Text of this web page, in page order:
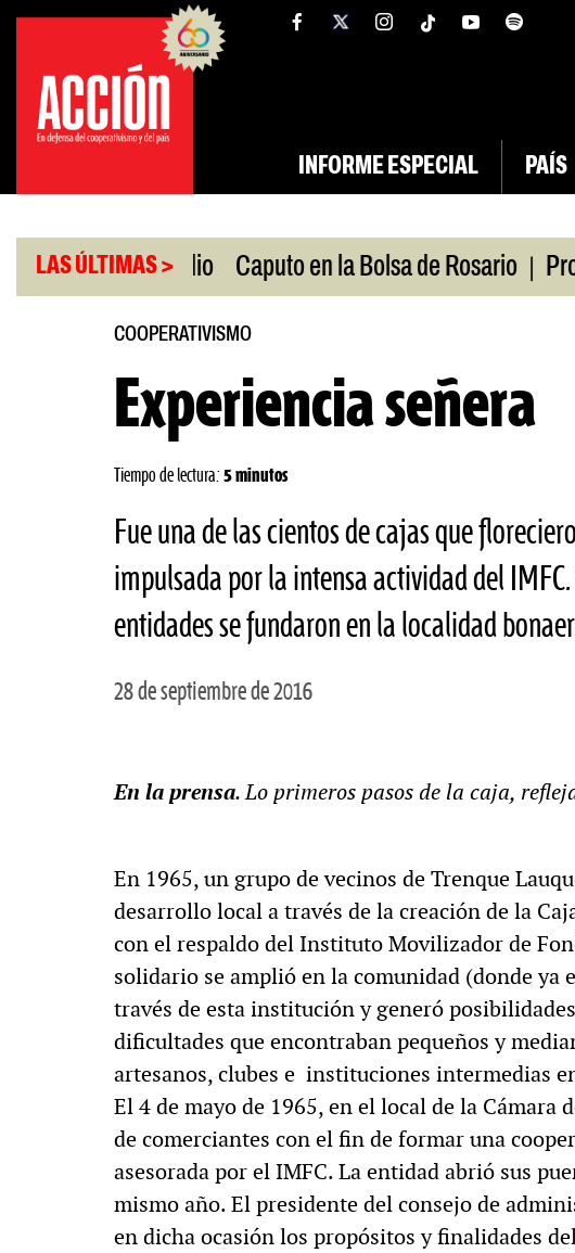
Saltar
contenido
facebooktwitterinstagram
INFORME ESPECIAL PAÍS
LAS ÚLTIMAS >
Oriente Medio Caputo en la Bolsa de Rosario |
COOPERATIVISMO
Experiencia señera
Tiempo de lectura: 5 minutos
Fue una de las cientos de cajas que
impulsada por la intensa actividad del
entidades se fundaron en la localidad
28 de septiembre de 2016
En la prensa. Lo primeros pasos de la caja,
En 1965, un grupo de vecinos de Trenque
desarrollo local a través de la creación de la
con el respaldo del Instituto Movilizador de
solidario se amplió en la comunidad (donde ya
través de esta institución y generó
dificultades que encontraban pequeños y
artesanos, clubes e instituciones intermedias
El 4 de mayo de 1965, en el local de la Cámara
de comerciantes con el fin de formar una
asesorada por el IMFC. La entidad abrió sus
mismo año. El presidente del consejo de
en dicha ocasión los propósitos y finalidades
«La reforma
MULTIMEDIA
60º aniversario de Acción.
Periodismo con historia